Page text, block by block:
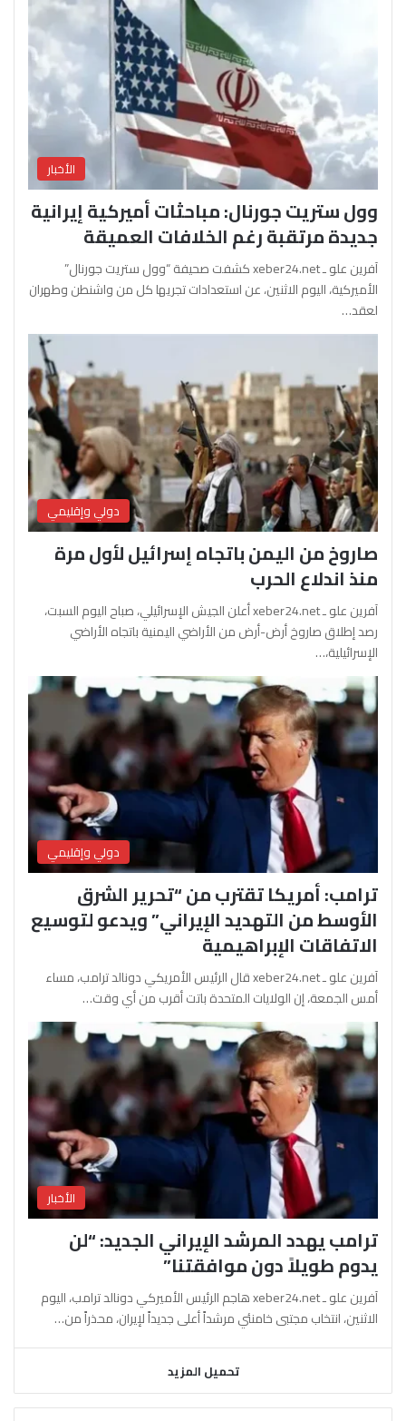
الأخبار
وول ستريت جورنال: مباحثات أميركية إيرانية
جديدة مرتقبة رغم الخلافات العميقة
آفرين علو ـ xeber24.net كشفت صحيفة “وول ستريت جورنال”
الأميركية، اليوم الاثنين، عن استعدادات تجريها كل من واشنطن وطهران
لعقد…
دولي وإقليمي
صاروخ من اليمن باتجاه إسرائيل لأول مرة
منذ اندلاع الحرب
آفرين علو ـ xeber24.net أعلن الجيش الإسرائيلي، صباح اليوم السبت،
رصد إطلاق صاروخ أرض-أرض من الأراضي اليمنية باتجاه الأراضي
الإسرائيلية،…
دولي وإقليمي
ترامب: أمريكا تقترب من “تحرير الشرق
الأوسط من التهديد الإيراني” ويدعو لتوسيع
الاتفاقات الإبراهيمية
آفرين علو ـ xeber24.net قال الرئيس الأمريكي دونالد ترامب، مساء
أمس الجمعة، إن الولايات المتحدة باتت أقرب من أي وقت…
الأخبار
ترامب يهدد المرشد الإيراني الجديد: “لن
يدوم طويلاً دون موافقتنا”
آفرين علو ـ xeber24.net هاجم الرئيس الأميركي دونالد ترامب، اليوم
الاثنين، انتخاب مجتبى خامنئي مرشداً أعلى جديداً لإيران، محذراً من…
تحميل المزيد